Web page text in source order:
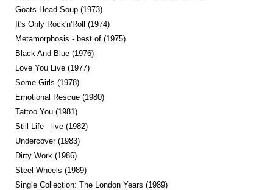
Goats Head Soup (1973)
It's Only Rock'n'Roll (1974)
Metamorphosis - best of (1975)
Black And Blue (1976)
Love You Live (1977)
Some Girls (1978)
Emotional Rescue (1980)
Tattoo You (1981)
Still Life - live (1982)
Undercover (1983)
Dirty Work (1986)
Steel Wheels (1989)
Single Collection: The London Years (1989)